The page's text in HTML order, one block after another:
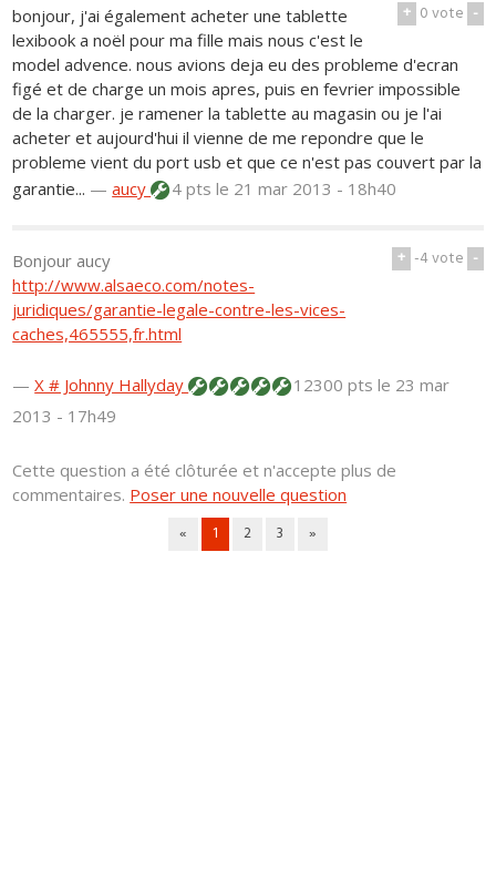
+ 0vote -
bonjour, j'ai également acheter une tablette
lexibook a noël pour ma fille mais nous c'est le
model advence. nous avions deja eu des probleme d'ecran
figé et de charge un mois apres, puis en fevrier impossible
de la charger. je ramener la tablette au magasin ou je l'ai
acheter et aujourd'hui il vienne de me repondre que le
probleme vient du port usb et que ce n'est pas couvert par la
garantie... —aucy 4 ptsle 21 mar 2013 - 18h40
+ -4vote -
Bonjour aucy
http://www.alsaeco.com/notes-
juridiques/garantie-legale-contre-les-vices-
caches,465555,fr.html
—X # Johnny Hallyday 12300 ptsle 23 mar
2013 - 17h49
Cette question a été clôturée et n'accepte plus de
commentaires. Poser une nouvelle question
« 1 2 3 »